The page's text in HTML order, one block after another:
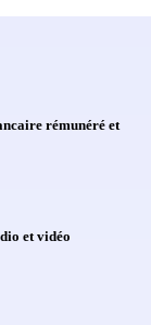
rémunéré et
et vidéo